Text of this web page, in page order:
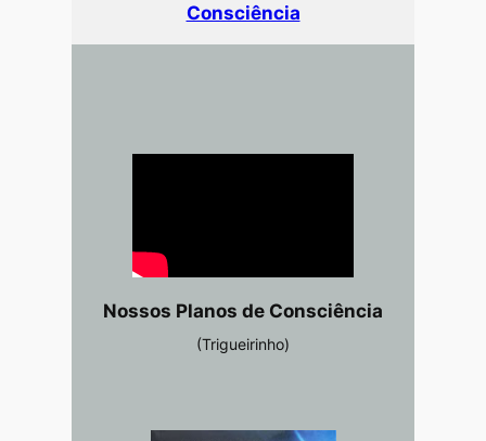
Consciência
Nossos Planos de Consciência
(Trigueirinho)